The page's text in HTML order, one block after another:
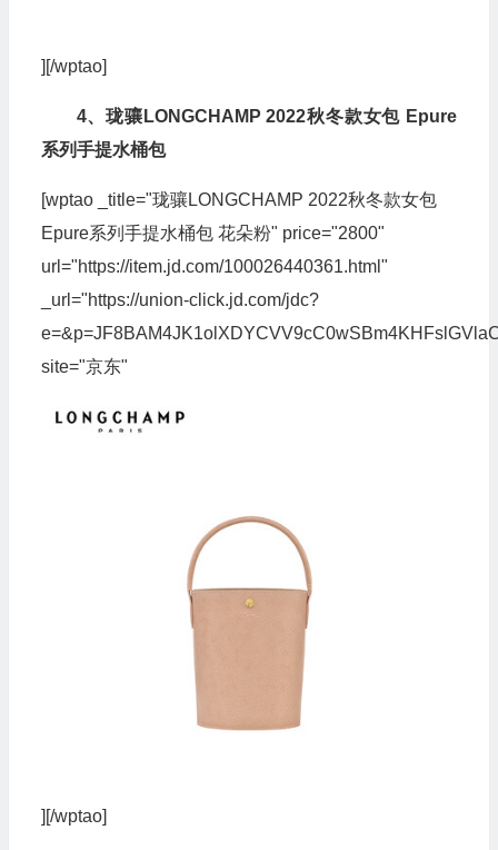
][/wptao]
4、珑骧LONGCHAMP 2022秋冬款女包 Epure
系列手提水桶包
[wptao _title="珑骧LONGCHAMP 2022秋冬款女包
Epure系列手提水桶包 花朵粉" price="2800"
url="https://item.jd.com/100026440361.html"
_url="https://union-click.jd.com/jdc?
site="京东"
][/wptao]